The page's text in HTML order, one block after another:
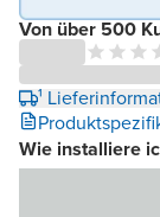
Von über 500
¹
Wie installiere